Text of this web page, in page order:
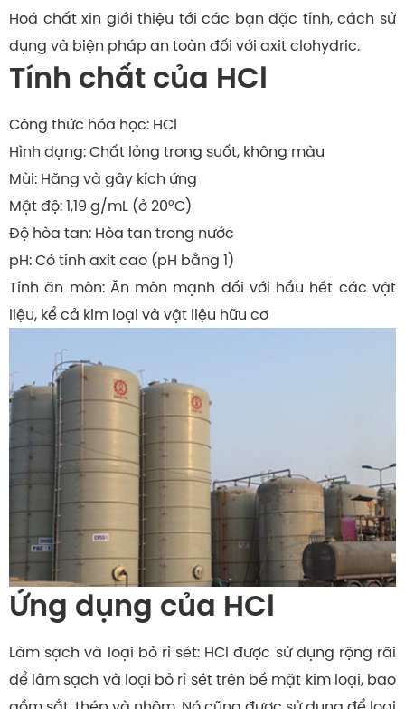
Hoá chất xin giới thiệu tới các bạn đặc tính, cách sử
dụng và biện pháp an toàn đối với axit clohydric.
Tính chất của HCl
Công thức hóa học: HCl
Hình dạng: Chất lỏng trong suốt, không màu
Mùi: Hăng và gây kích ứng
Mật độ: 1,19 g/mL (ở 20°C)
Độ hòa tan: Hòa tan trong nước
pH: Có tính axit cao (pH bằng 1)
Tính ăn mòn: Ăn mòn mạnh đối với hầu hết các vật
liệu, kể cả kim loại và vật liệu hữu cơ
Ứng dụng của HCl
Làm sạch và loại bỏ rỉ sét: HCl được sử dụng rộng rãi
để làm sạch và loại bỏ rỉ sét trên bề mặt kim loại, bao